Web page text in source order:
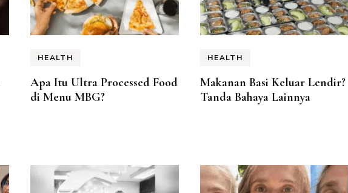
HEALTH
Apa Itu Ultra Processed Food
di Menu MBG?
HEALTH
Makanan Basi Keluar Lendir?
Tanda Bahaya Lainnya